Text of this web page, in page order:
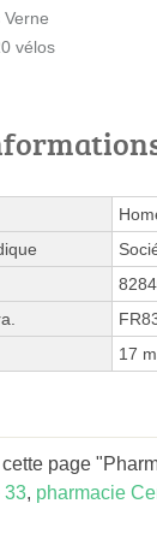
vélos
17
page
33, pharmacie